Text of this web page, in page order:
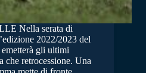
Nella serata di
2022/2023 del
gli ultimi
che retrocessione. Una